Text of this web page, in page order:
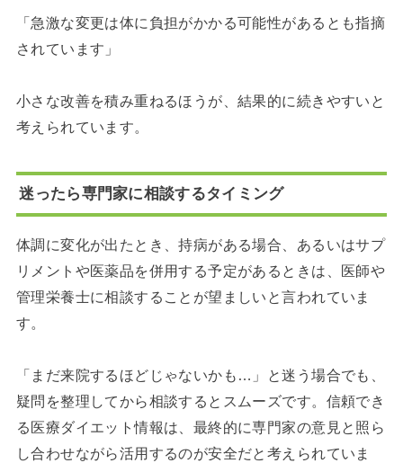
「急激な変更は体に負担がかかる可能性があるとも指摘
されています」
小さな改善を積み重ねるほうが、結果的に続きやすいと
考えられています。
迷ったら専門家に相談するタイミング
体調に変化が出たとき、持病がある場合、あるいはサプ
リメントや医薬品を併用する予定があるときは、医師や
管理栄養士に相談することが望ましいと言われていま
す。
「まだ来院するほどじゃないかも…」と迷う場合でも、
疑問を整理してから相談するとスムーズです。信頼でき
る医療ダイエット情報は、最終的に専門家の意見と照ら
し合わせながら活用するのが安全だと考えられていま